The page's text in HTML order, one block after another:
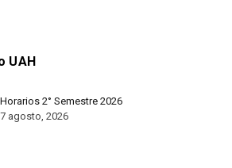
UAH
Horarios 2° Semestre 2026
7 agosto, 2026